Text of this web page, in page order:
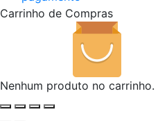
Carrinho de Compras
Nenhum produto no carrinho.